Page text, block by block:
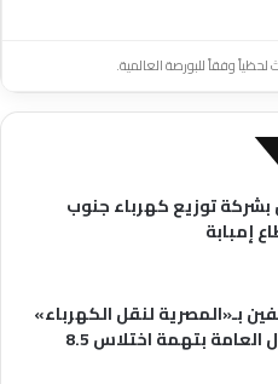
وفقاً للبورصة العالمية.
توزيع كهرباء جنوب
إمبابة
موظفين بـ«المصرية لنقل الكهرباء»
لنيابة الأموال العامة بتهمة اختلاس 8.5